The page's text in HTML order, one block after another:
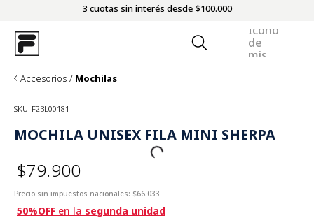
3 cuotas sin interés desde $100.000
Accesorios Mochilas
SKU F23L00181
MOCHILA UNISEX FILA MINI SHERPA
$79.900
Precio sin impuestos nacionales: $66.033
50%OFF en la segunda unidad